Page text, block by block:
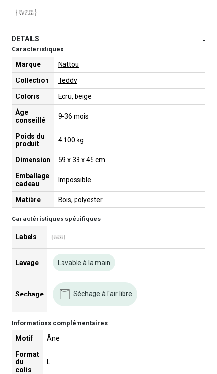
DETAILS -
Caractéristiques
Marque Nattou
Collection Teddy
Coloris Ecru, beige
Âge
conseillé
9-36 mois
Poids du
produit
4.100 kg
Dimension 59 x 33 x 45 cm
Emballage
cadeau
Impossible
Matière Bois, polyester
Caractéristiques spécifiques
Labels
Lavage Lavable à la main
Sechage Séchage à l'air libre
Informations complémentaires
Motif Âne
Format
du
colis
L